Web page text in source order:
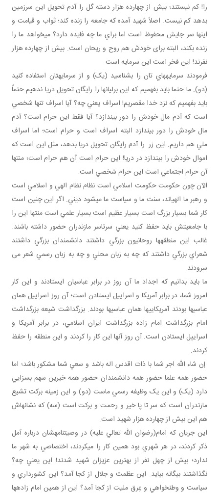
را! کم نيستند؛ بيش از چهارده هزار دسته گل را آدم تحويل اين سرزمين
بدهد کم نيست. اصلاً شهيد آمده که جامعه را زنده کند؛ ثواب و قيامت و
اينها سر جايش محفوظ است اما براي ما چه فايده دارد؟ مي خواهد ما را
زنده بکند، البته برای خودش هم روح و ريحان است. بيش از چهارده هزار
نفرند! اين فخر است اين سرمايه است.
فرمودند سرمايه هاي تان را بشناسيد (يک) و از سرمايه تان استفاده کنيد
(دو). ما حتما بايد بفهميم که اين برليان ها را رايگان تحويل دريا ندهيم حتماً
بايد بفهميم که نزد خدا مقصريم! اسراف يعني چه؟ آيا اسراف تنها شخصي
است که آدم مال خودش را دور بيندازد؟ آيا فقط اين حرام است؟ آدم
مال خودش را دور بيندازد البته اسراف است و حرام است؛ اما اسراف
ملي هم داريم. اين زر را آدم رايگان تحويل دريا بدهد، مثل اين است که
اموال خودش را بيندازد در دريا! اين حرام است آن هم حرام است؛ منتها
آن حرام اجتماعي است اين حرام شخصي است.
الآن چون حکومت حکومت اسلامي است نظام نظام الهي و اسلامي است
و رهبر ما الهي اند، سنت ما و سياست ما مي شود ديني. اگر اين چنين است
کار شما بسيار بزرگ است بسيار عظيم است بسيار علمي است منتها اين را
با جامعيتش بايد حفظ کنيد يعني سرتاسر مازندران حضور داشته باشند.
غالب اين منطقه ها روحانيون بزرگي داشتند دانشمندان بزرگي داشتند
شعراي بزرگي داشتند که چه به زبان محلي و چه به زبان رسمي شعر می
سرودند.
ما بايد بدانيم که اجداد ما آن روز در برابر عباسيان ايستادند و اين کار
امروز شما، در برابر آمريکا و اسراييل ايستادن است؛ آن روز اسراييل همان
عباسي ها بودند آمريکايي ها همان عباسي ها بودند. بزرگداشت شيعه بزرگداشت
امام بزرگداشت امام زاده بزرگداشت ايران اسلامي، در برابر آمريکا و
اسراييل ايستادن است. آن روز آنها اين کار را کردند و اين منطقه را حفظ
کردند.
إن شاء الله اجر شما با ذات اقدس اله باشد و سعي شما مشکور باشد؛ اما
حضور همه علما حضور همه دانشمندان حضور همه خيرين سهم بسزايي
دارد (يک) و اين يک وظيفه رسمي ماست (دو) و اين زمينه برکت تشيع
مازندران است که سر تا پا خير و رحمت و برکت است (سه) که نشانه اش
هم اين بيش از چهارده هزار شهيد است.
اين جريان که امام(رضوان الله تعالي عليه) در وصيت نامه شان درباره آمل
ذکر کردند، در هر شهري بود همين کار را مي کردند، اختصاصي به شهر ما
ندارد؛ بيش از چهل نفر از بهترين عزيزان شهيد شدند! اين يعني چه؟
نگذاشتند بيگانه بيايد. اين عظمت و جلال از کجا آمد؟ اين کشورداري و
سياست و وطن خواهي و عِرق مليت از کجا آمد؟ اين از همين امام زاده ها